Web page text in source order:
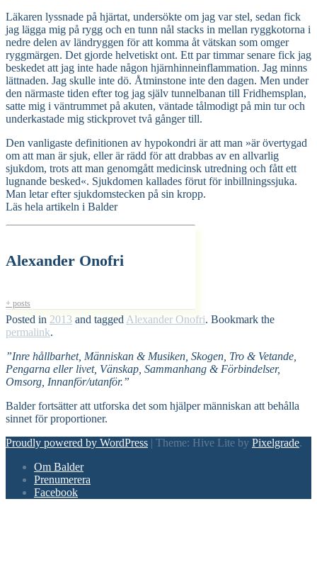
Läkaren lyssnade på hjärtat, undersökte om jag var stel, sedan fick
jag lägga mig på rygg och en tunn nål stacks in mellan ryggkotorna i
nedre delen av ländryggen för att komma åt vätskan som omger
ryggmärgen. Det gjorde helvetiskt ont. Ett par timmar senare fick jag
beskedet att jag inte hade någon hjärnhinneinflammation. Jag minns
lättnaden. Jag skulle inte dö. Åtminstone inte den dagen. Men under
den närmaste tiden efter tog jag själv tunnelbanan till Fridhemsplan,
satte mig i väntrummet på akuten, väntade tålmodigt på min tur och
underkastade mig stickprovet två gånger till.
Den vanligaste definitionen av hypokondri är att man »är övertygad
om att man är sjuk, eller är rädd för att drabbas av en allvarlig
sjukdom, trots att man genomgått medicinsk utredning och fått ett
lugnande besked«. Sjukdomen kallades förut för inbillningssjuka.
Man letar efter sjukdomstecken på sin kropp.
Läs hela artikeln i Balder
Alexander Onofri
+ posts
Posted in 2013 and tagged Alexander Onofri. Bookmark the
permalink.
”Inre hållbarhet, Människan & Musiken, Skogen, Tro & Vetande,
Pengarna eller livet, Vänskap, Sammanhang & Förbindelser,
Omsorg, Innanför/utanför.”
Balder fortsätter att utforska det som hjälper människan att behålla
sinnet för proportioner.
Proudly powered by WordPress | Theme: Hive Lite by Pixelgrade.
Footer
navigation
Om Balder
Prenumerera
Facebook